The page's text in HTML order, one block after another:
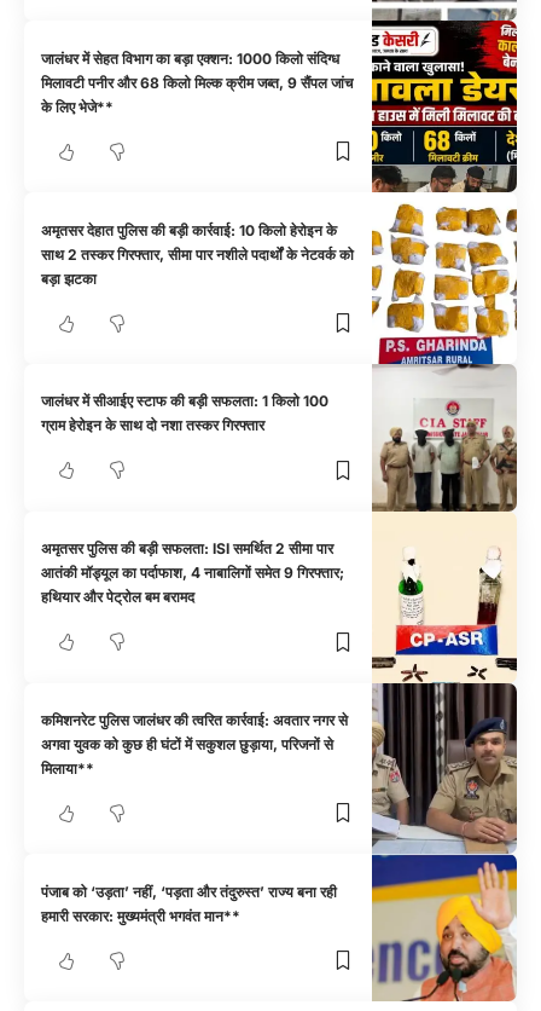
जालंधर में सेहत विभाग का बड़ा एक्शन: 1000 किलो संदिग्ध
मिलावटी पनीर और 68 किलो मिल्क क्रीम जब्त, 9 सैंपल जांच
के लिए भेजे**
अमृतसर देहात पुलिस की बड़ी कार्रवाई: 10 किलो हेरोइन के
साथ 2 तस्कर गिरफ्तार, सीमा पार नशीले पदार्थों के नेटवर्क को
बड़ा झटका
जालंधर में सीआईए स्टाफ की बड़ी सफलता: 1 किलो 100
ग्राम हेरोइन के साथ दो नशा तस्कर गिरफ्तार
अमृतसर पुलिस की बड़ी सफलता: ISI समर्थित 2 सीमा पार
आतंकी मॉड्यूल का पर्दाफाश, 4 नाबालिगों समेत 9 गिरफ्तार;
हथियार और पेट्रोल बम बरामद
कमिशनरेट पुलिस जालंधर की त्वरित कार्रवाई: अवतार नगर से
अगवा युवक को कुछ ही घंटों में सकुशल छुड़ाया, परिजनों से
मिलाया**
पंजाब को ‘उड़ता’ नहीं, ‘पड़ता और तंदुरुस्त’ राज्य बना रही
हमारी सरकार: मुख्यमंत्री भगवंत मान**